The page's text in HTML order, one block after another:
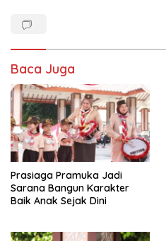
Baca Juga
Prasiaga Pramuka Jadi
Sarana Bangun Karakter
Baik Anak Sejak Dini